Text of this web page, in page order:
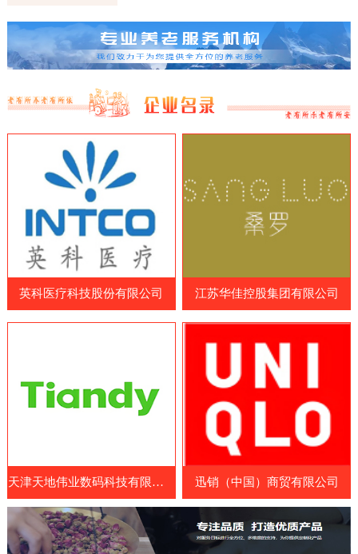
积：30000平米，参展观众：41000人，参展
商数量及参展品牌达到1120家。亚洲保健食
品及原料展览会VitafoodsAsia首届举办时间
展览会之一。展览会每年举办一次，为参展
商和观众提供了一个交流和合作的平台，以
世界各地的专业人士和制造商，包括保健食
品和营养补充剂制造商、原料和配料供应
商、包装和设备制造商等。参展国家包括中
国、日本、韩国、澳大利亚、美国、欧洲
等。展览会涵盖了各种保健食品及原料领
学用途食品、天然保健
Corporation Dr, Victoria Island 106104,
Annex, Lagos, 尼日利亚-拉各斯世博中心，
主办方：英富曼展览集团，举办周期：一年
16147人，参展商数量及参展品牌达到180
家。西非医疗展览会WHX Lagos是西非地
展览会是医疗行业的专业展览会，吸引了来
自世界各地的医疗设备制造商、医疗器械制
造商、药品制造商、医疗耗材供应商和相关
企业等专业人士。WHX Lagos展览会展示
了最新的医疗设备、技术和服务，包括医疗
成像设备、手术器械、诊断设备、康复设
备、医疗耗材和药品等。参展商可以展示其
最新的医疗设备、技术和服务，与其他业内
Lagos展览会还提供了一系列的研讨会和论
坛，向参展商和参观者提供了医疗行业的最
新见解、经验和知识。展览会
英科医疗科技股份有限公司 江苏华佳控股集团有限公司
天津天地伟业数码科技有限公司 迅销（中国）商贸有限公司